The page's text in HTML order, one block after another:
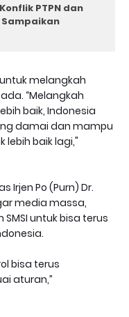
PTPN dan
melangkah
“Melangkah
baik, Indonesia
damai dan mampu
baik lagi,"
Irjen Po (Purn) Dr.
media massa,
untuk bisa terus
bisa terus
aturan,”